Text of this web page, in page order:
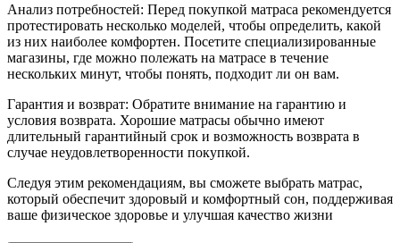
Анализ потребностей: Перед покупкой матраса рекомендуется
протестировать несколько моделей, чтобы определить, какой
из них наиболее комфортен. Посетите специализированные
магазины, где можно полежать на матрасе в течение
нескольких минут, чтобы понять, подходит ли он вам.
Гарантия и возврат: Обратите внимание на гарантию и
условия возврата. Хорошие матрасы обычно имеют
длительный гарантийный срок и возможность возврата в
случае неудовлетворенности покупкой.
Следуя этим рекомендациям, вы сможете выбрать матрас,
который обеспечит здоровый и комфортный сон, поддерживая
ваше физическое здоровье и улучшая качество жизни